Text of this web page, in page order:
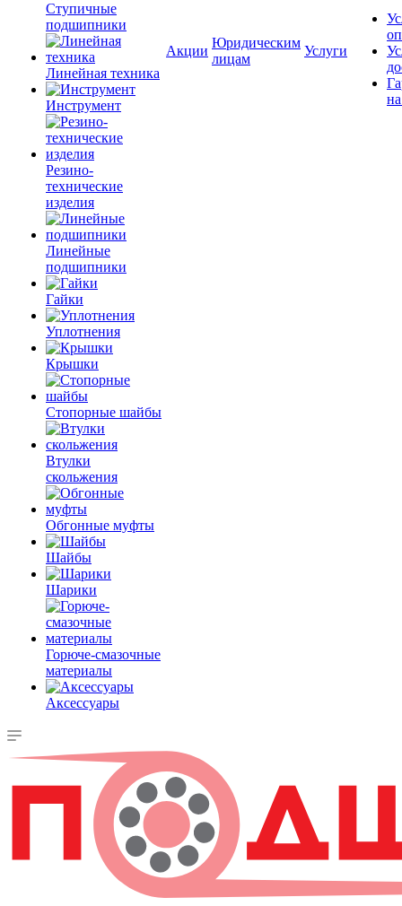
Ступичные
подшипники
Линейная техника
Инструмент
Резино-
технические
изделия
Линейные
подшипники
Гайки
Уплотнения
Крышки
Стопорные шайбы
Втулки
скольжения
Обгонные муфты
Шайбы
Шарики
Горюче-смазочные
материалы
Аксессуары
Акции
Юридическим
лицам
Услуги